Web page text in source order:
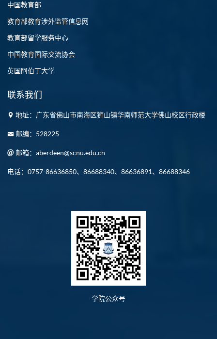
中国教育部
教育部教育涉外监管信息网
教育部留学服务中心
中国教育国际交流协会
英国阿伯丁大学
联系我们
地址：广东省佛山市南海区狮山镇华南师范大学佛山校区行政楼
邮编：528225
邮箱：aberdeen@scnu.edu.cn
电话：0757-86636850、86688340、86636891、86688346
学院公众号